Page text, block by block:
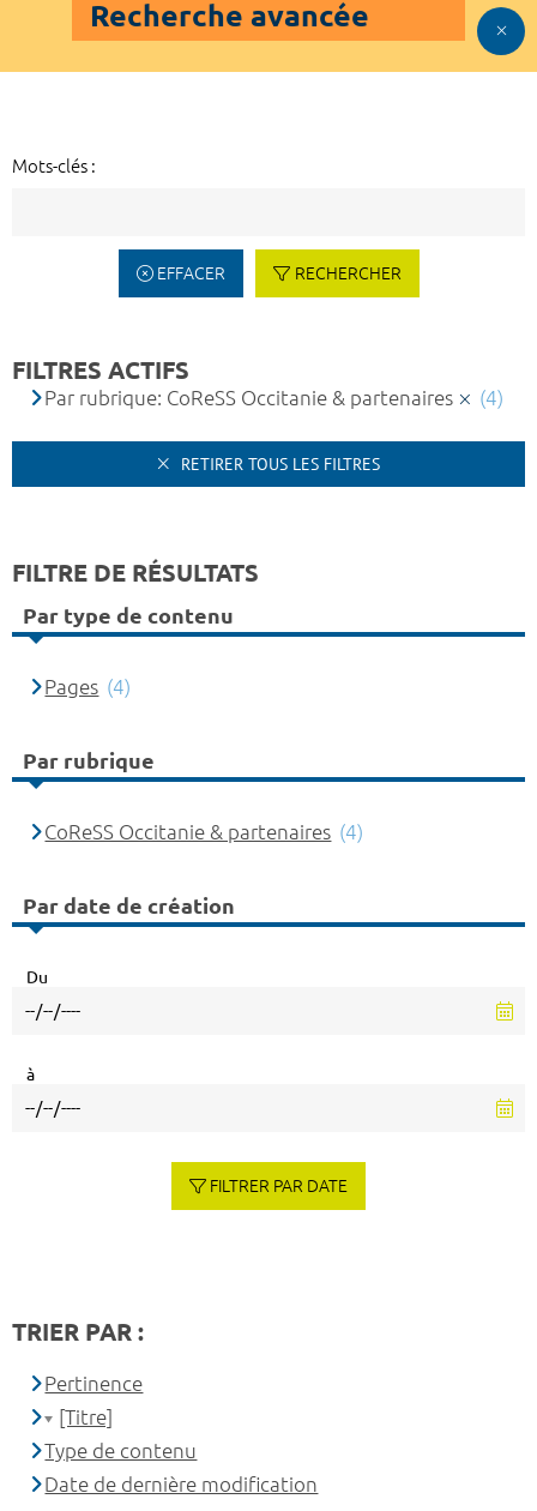
Recherche avancée
Mots-clés :
EFFACER RECHERCHER
FILTRES ACTIFS
Par rubrique: CoReSS Occitanie & partenaires (4)
RETIRER TOUS LES FILTRES
FILTRE DE RÉSULTATS
Par type de contenu
Pages (4)
Par rubrique
CoReSS Occitanie & partenaires (4)
Par date de création
Du
à
FILTRER PAR DATE
TRIER PAR :
Pertinence
[Titre]
Type de contenu
Date de dernière modification